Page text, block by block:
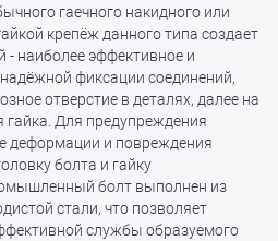
гаечного накидного или
крепёж данного типа создает
- наиболее эффективное и
фиксации соединений,
отверстие в деталях, далее на
гайка. Для предупреждения
деформации и повреждения
болта и гайку
болт выполнен из
стали, что позволяет
службы образуемого